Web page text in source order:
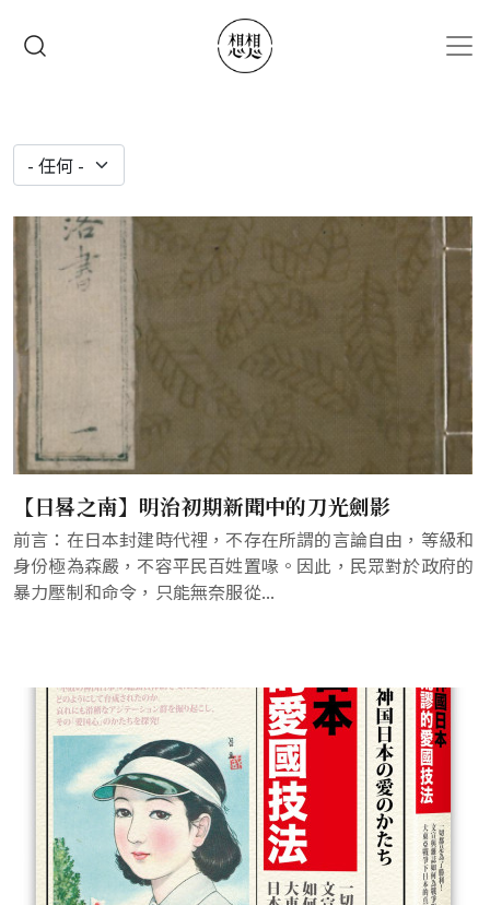
【日晷之南】明治初期新聞中的刀光劍影
前言：在日本封建時代裡，不存在所謂的言論自由，等級和
身份極為森嚴，不容平民百姓置喙。因此，民眾對於政府的
暴力壓制和命令，只能無奈服從...